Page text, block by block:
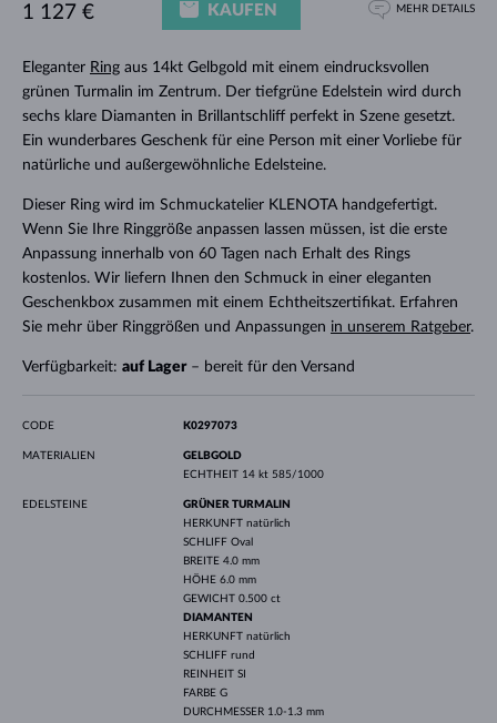
Eleganter Ringaus 14kt Gelbgold mit einem eindrucksvollen
grünen Turmalin im Zentrum. Der tiefgrüne Edelstein wird durch
sechs klare Diamanten in Brillantschliff perfekt in Szene gesetzt.
Ein wunderbares Geschenk für eine Person mit einer Vorliebe für
natürliche und außergewöhnliche Edelsteine.
Dieser Ring wird im Schmuckatelier KLENOTA handgefertigt.
Wenn Sie Ihre Ringgröße anpassen lassen müssen, ist die erste
Anpassung innerhalb von 60 Tagen nach Erhalt des Rings
kostenlos. Wir liefern Ihnen den Schmuck in einer eleganten
Geschenkbox zusammen mit einem Echtheitszertifikat. Erfahren
Sie mehr über Ringgrößen und Anpassungen in unserem Ratgeber.
Verfügbarkeit: auf Lager– bereit für den Versand
1 127 € KAUFEN MEHR DETAILS
CODE K0297073
MATERIALIEN
GELBGOLD
ECHTHEIT 14 kt 585/1000
EDELSTEINE
GRÜNER TURMALIN
HERKUNFT natürlich
SCHLIFF Oval
BREITE 4.0 mm
HÖHE 6.0 mm
GEWICHT 0.500 ct
DIAMANTEN
HERKUNFT natürlich
SCHLIFF rund
REINHEIT SI
FARBE G
DURCHMESSER 1.0-1.3 mm